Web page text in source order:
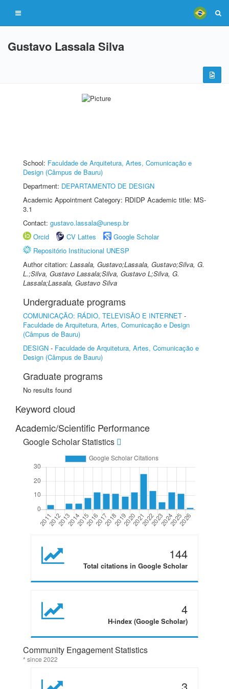
Gustavo Lassala Silva
School: Faculdade de Arquitetura, Artes, Comunicação e
Design (Câmpus de Bauru)
Department: DEPARTAMENTO DE DESIGN
Academic Appointment Category: RDIDP Academic title: MS-
3.1
Contact: gustavo.lassala@unesp.br
Orcid
CV Lattes
Google Scholar
Repositório Institucional UNESP
Author citation: Lassala, Gustavo;Lassala, Gustavo;Silva, G.
L.;Silva, Gustavo Lassala;Silva, Gustavo L;Silva, G.
Lassala;Lassala, Gustavo Silva
Undergraduate programs
COMUNICAÇÃO: RÁDIO, TELEVISÃO E INTERNET -
Faculdade de Arquitetura, Artes, Comunicação e Design
(Câmpus de Bauru)
DESIGN - Faculdade de Arquitetura, Artes, Comunicação e
Design (Câmpus de Bauru)
Graduate programs
No results found
Keyword cloud
Academic/Scientific Performance
Google Scholar Statistics
144
Total citations in Google Scholar
4
H-index (Google Scholar)
Community Engagement Statistics
* since 2022